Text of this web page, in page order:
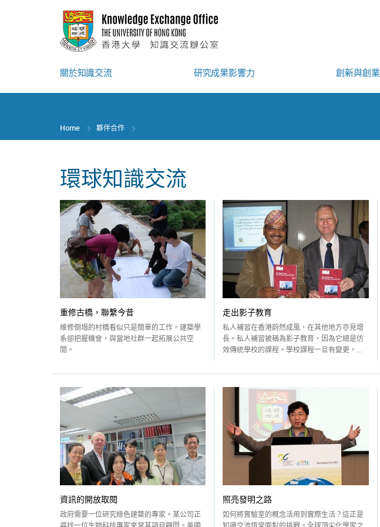
關於知識交流 研究成果影響力 創新與創業
Home 夥伴合作
環球知識交流
重修古橋，聯繫今昔
維修倒塌的村橋看似只是簡單的工作。建築學
系卻把握機會，與當地社群一起拓展公共空
間。
走出影子教育
私人補習在香港蔚然成風，在其他地方亦見增
長。私人補習被稱為影子教育，因為它總是仿
效傳統學校的課程。學校課程一旦有變更，...
資訊的開放取閱
政府需要一位研究綠色建築的專家。某公司正
照亮發明之路
如何將實驗室的概念活用到實際生活？這正是